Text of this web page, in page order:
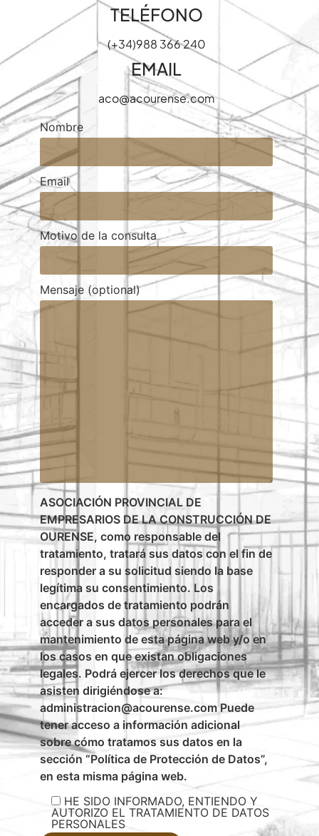
TELÉFONO
(+34)988 366 240
EMAIL
aco@acourense.com
Nombre
Email
Motivo de la consulta
Mensaje (optional)
ASOCIACIÓN PROVINCIAL DE
EMPRESARIOS DE LA CONSTRUCCIÓN DE
OURENSE, como responsable del
tratamiento, tratará sus datos con el fin de
responder a su solicitud siendo la base
legítima su consentimiento. Los
encargados de tratamiento podrán
acceder a sus datos personales para el
mantenimiento de esta página web y/o en
los casos en que existan obligaciones
legales. Podrá ejercer los derechos que le
asisten dirigiéndose a:
administracion@acourense.com Puede
tener acceso a información adicional
sobre cómo tratamos sus datos en la
sección “Política de Protección de Datos”,
en esta misma página web.
HE SIDO INFORMADO, ENTIENDO Y
AUTORIZO EL TRATAMIENTO DE DATOS
PERSONALES